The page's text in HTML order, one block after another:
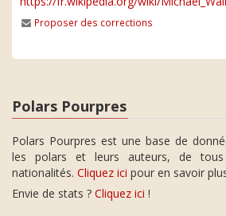
Proposer des corrections
Polars Pourpres
Polars Pourpres est une base de
les polars et leurs auteurs, de
nationalités. Cliquez ici pour en savoir
Envie de stats ? Cliquez ici !